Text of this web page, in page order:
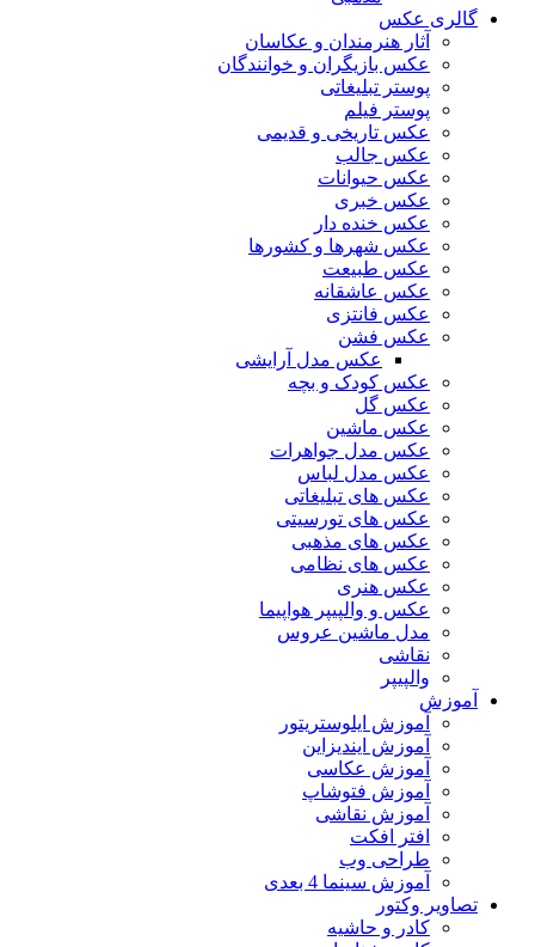
گالری عکس
آثار هنرمندان و عکاسان
عکس بازیگران و خوانندگان
پوستر تبلیغاتی
پوستر فیلم
عکس تاریخی و قدیمی
عکس جالب
عکس حیوانات
عکس خبری
عکس خنده دار
عکس شهرها و کشورها
عکس طبیعت
عکس عاشقانه
عکس فانتزی
عکس فشن
عکس مدل آرایشی
عکس کودک و بچه
عکس گل
عکس ماشین
عکس مدل جواهرات
عکس مدل لباس
عکس های تبلیغاتی
عکس های تورسیتی
عکس های مذهبی
عکس های نظامی
عکس هنری
عکس و والپیپر هواپیما
مدل ماشین عروس
نقاشی
والپیپر
آموزش
آموزش ایلوستریتور
آموزش ایندیزاین
آموزش عکاسی
آموزش فتوشاپ
آموزش نقاشی
افتر افکت
طراحی وب
آموزش سینما 4 بعدی
تصاویر وکتور
کادر و حاشیه